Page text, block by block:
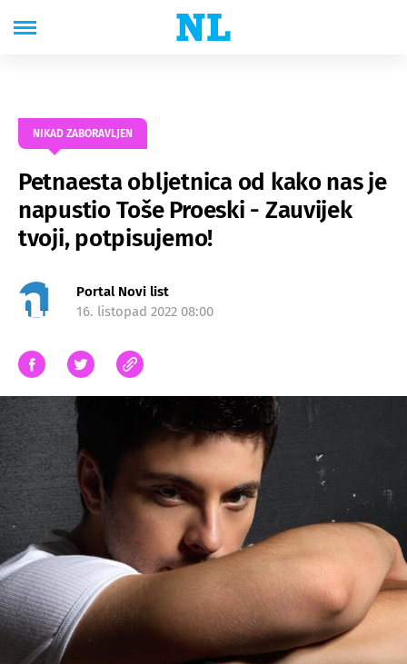
NIKAD ZABORAVLJEN
Petnaesta obljetnica od kako nas je
napustio Toše Proeski - Zauvijek
tvoji, potpisujemo!
Portal Novi list
16. listopad 2022 08:00